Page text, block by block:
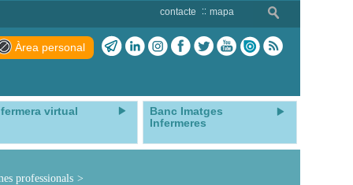
contacte mapa
Àrea personal
virtual
Banc Imatges
Infermeres
professionals